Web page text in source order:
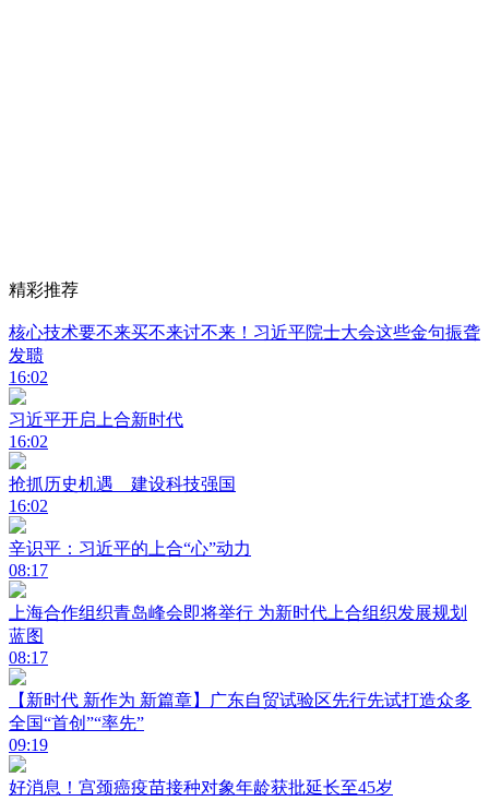
精彩推荐
核心技术要不来买不来讨不来！习近平院士大会这些金句振聋
发聩
16:02
习近平开启上合新时代
16:02
抢抓历史机遇 建设科技强国
16:02
辛识平：习近平的上合“心”动力
08:17
上海合作组织青岛峰会即将举行 为新时代上合组织发展规划
蓝图
08:17
【新时代 新作为 新篇章】广东自贸试验区先行先试打造众多
全国“首创”“率先”
09:19
好消息！宫颈癌疫苗接种对象年龄获批延长至45岁